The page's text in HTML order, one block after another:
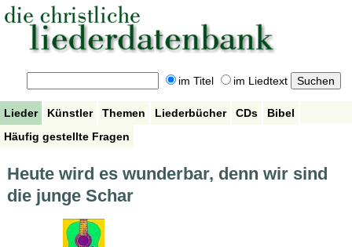
im Titel im Liedtext
Lieder Künstler Themen Liederbücher CDs
Bibel
Häufig gestellte Fragen
Heute wird es wunderbar, denn wir sind
die junge Schar